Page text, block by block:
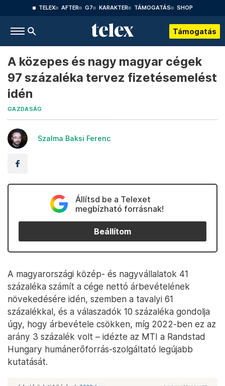
TELEX AFTER G7 KARAKTER TÁMOGATÁS SHOP
Támogatás
A közepes és nagy magyar cégek
97 százaléka tervez fizetésemelést
idén
GAZDASÁG
Szalma Baksi Ferenc
Állítsd be a Telexet
megbízható forrásnak!
Beállítom
A magyarországi közép- és nagyvállalatok 41
százaléka számít a cége nettó árbevételének
növekedésére idén, szemben a tavalyi 61
százalékkal, és a válaszadók 10 százaléka gondolja
úgy, hogy árbevétele csökken, míg 2022-ben ez az
arány 3 százalék volt – idézte az MTI a Randstad
Hungary humánerőforrás-szolgáltató legújabb
kutatását.